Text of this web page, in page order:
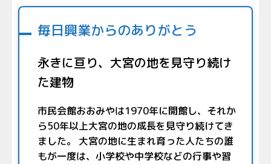
毎日興業からのありがとう
永きに亘り、大宮の地を見守り続け
た建物
市民会館おおみやは1970年に開館し、それか
ら50年以上大宮の地の成長を見守り続けてき
ました。 大宮の地に生まれ育った人たちの誰
もが一度は、小学校や中学校などの行事や習